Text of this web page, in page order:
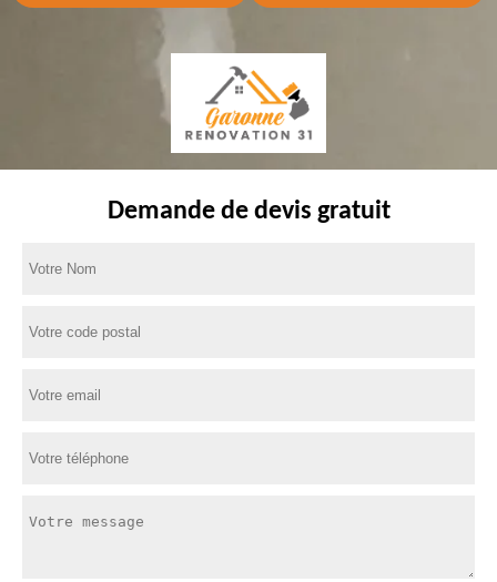
Demande de devis gratuit